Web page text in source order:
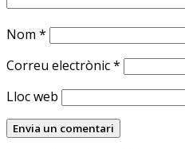
Nom *
Correu electrònic*
Lloc web